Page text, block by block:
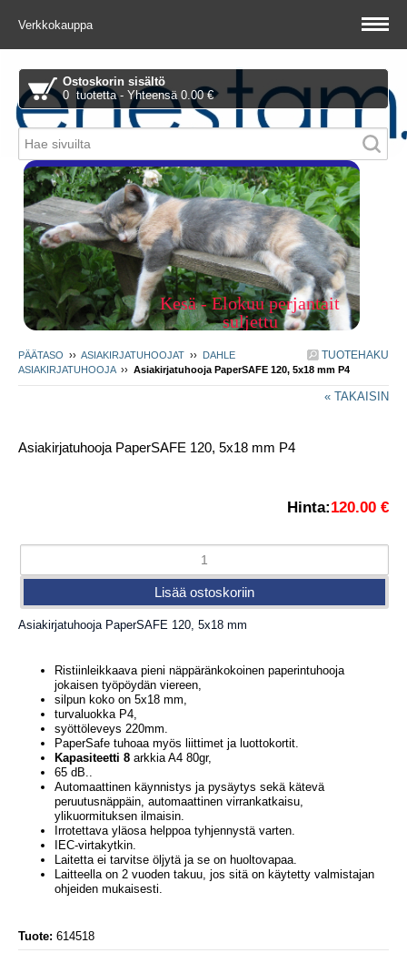
Verkkokauppa
Ostoskorin sisältö
0 tuotetta - Yhteensä 0.00 €
Piitie 1 A, 01510 Vantaa
Kesä - Elokuu perjantait
suljettu
TUOTEHAKU
PÄÄTASO ›› ASIAKIRJATUHOOJAT ›› DAHLE
ASIAKIRJATUHOOJA›› Asiakirjatuhooja PaperSAFE 120, 5x18 mm P4
« TAKAISIN
Asiakirjatuhooja PaperSAFE 120, 5x18 mm P4
Hinta:120.00 €
Asiakirjatuhooja PaperSAFE 120, 5x18 mm
Ristiinleikkaava pieni näppäränkokoinen paperintuhooja
jokaisen työpöydän viereen,
silpun koko on 5x18 mm,
turvaluokka P4,
syöttöleveys 220mm.
PaperSafe tuhoaa myös liittimet ja luottokortit.
Kapasiteetti 8 arkkia A4 80gr,
65 dB..
Automaattinen käynnistys ja pysäytys sekä kätevä
peruutusnäppäin, automaattinen virrankatkaisu,
ylikuormituksen ilmaisin.
Irrotettava yläosa helppoa tyhjennystä varten.
IEC-virtakytkin.
Laitetta ei tarvitse öljytä ja se on huoltovapaa.
Laitteella on 2 vuoden takuu, jos sitä on käytetty valmistajan
ohjeiden mukaisesti.
Tuote: 614518